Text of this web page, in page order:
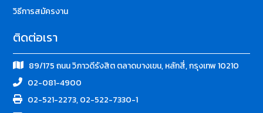
วิธีการสมัครงาน
ติดต่อเรา
89/175 ถนน วิภาวดีรังสิต ตลาดบางเขน, หลักสี่, กรุงเทพ 10210
02-081-4900
02-521-2273, 02-522-7330-1